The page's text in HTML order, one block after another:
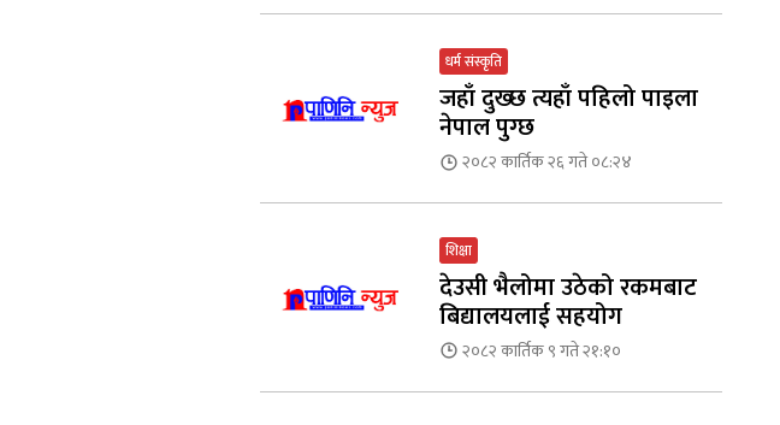
धर्म संस्कृति
जहाँ दुख्छ त्यहाँ पहिलो पाइला
नेपाल पुग्छ
२०८२ कार्तिक २६ गते ०८:२४
शिक्षा
देउसी भैलोमा उठेको रकमबाट
बिद्यालयलाई सहयोग
२०८२ कार्तिक ९ गते २१:१०